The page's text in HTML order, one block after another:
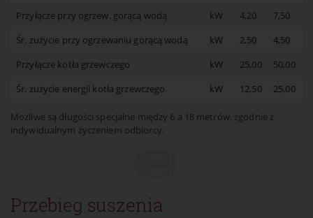
Przyłącze przy ogrzew. gorącą wodą kW 4,20
7,50
Śr. zużycie przy ogrzewaniu gorącą wodą
kW 2,50
4,50
Przyłącze kotła grzewczego
kW 25,00
50,00
Śr. zużycie energii kotła grzewczego
kW 12,50 25,00
Możliwe są długości specjalne między 6 a 18 metrów, zgodnie z
indywidualnym życzeniem odbiorcy.
Przebieg suszenia